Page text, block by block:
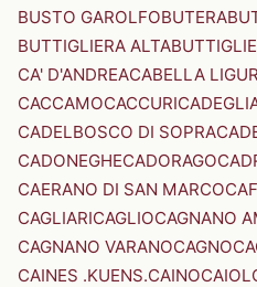
BUSTO GAROLFOBUTERA
BUTTIGLIERA ALTA
CA' D'ANDREACABELLA
CACCAMOCACCURI
CADELBOSCO DI SOPRA
CADONEGHECADORAGO
CAERANO DI SAN MARCO
CAGLIARICAGLIOCAGNANO
CAGNANO VARANOCAGNO
CAINES .KUENS.CAINO